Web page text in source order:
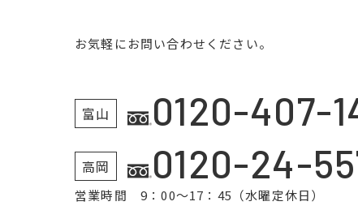
お気軽にお問い合わせください。
富山 0120-407-
高岡 0120-24-
営業時間 9：00～17：45（水曜定休日）